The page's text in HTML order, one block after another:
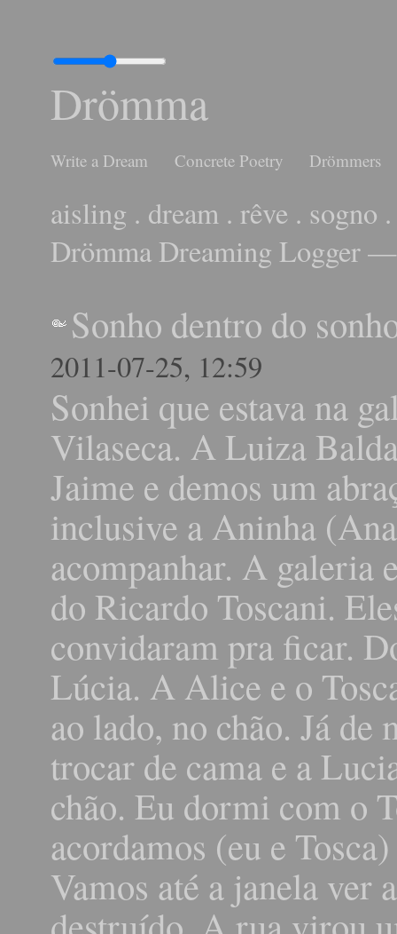
Drömma
Write a Dream Concrete Poetry Drömmers
aisling . dream . rêve . sogno
Drömma Dreaming Logger
Sonho dentro do
2011-07-25, 12:59
Sonhei que estava na
Vilaseca. A Luiza
Jaime e demos um
inclusive a Aninha
acompanhar. A galeria
do Ricardo Toscani.
convidaram pra ficar.
Lúcia. A Alice e o
ao lado, no chão. Já de
trocar de cama e a
chão. Eu dormi com o
acordamos (eu e
Vamos até a janela ver